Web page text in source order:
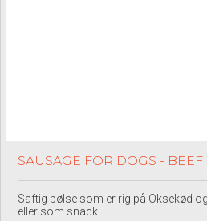
SAUSAGE FOR DOGS - BEEF
Saftig pølse som er rig på Oksekød
eller som snack.